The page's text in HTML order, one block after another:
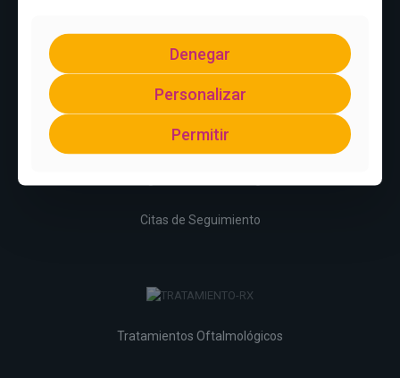
Consulta Oftalmológica
Citas de Seguimiento
Tratamientos Oftalmológicos
Denegar
Personalizar
Permitir